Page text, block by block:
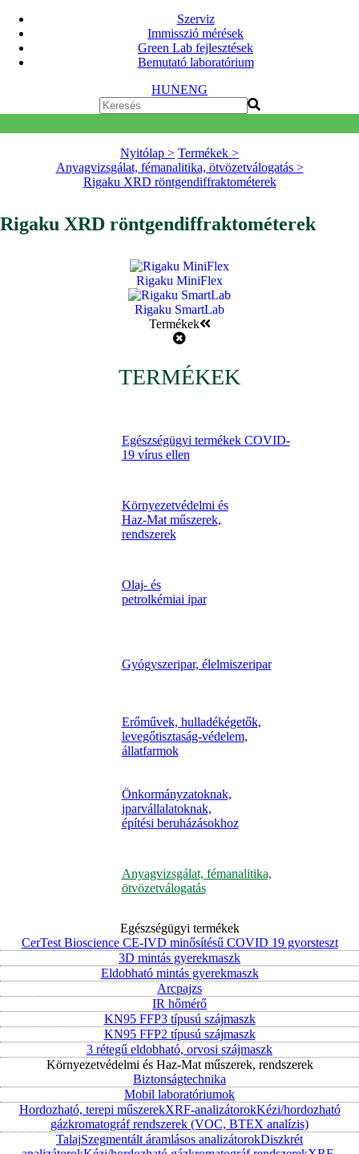
Szerviz
Immisszió mérések
Green Lab fejlesztések
Bemutató laboratórium
HUNENG
Nyitólap > Termékek >
Anyagvizsgálat, fémanalitika, ötvözetválogatás >
Rigaku XRD röntgendiffraktométerek
Rigaku XRD röntgendiffraktométerek
Rigaku MiniFlex
Rigaku SmartLab
Termékek
TERMÉKEK
Egészségügyi termékek COVID-
19 vírus ellen
Környezetvédelmi és
Haz-Mat műszerek,
rendszerek
Olaj- és
petrolkémiai ipar
Gyógyszeripar, élelmiszeripar
Erőművek, hulladékégetők,
levegőtisztaság-védelem,
állatfarmok
Önkormányzatoknak,
iparvállalatoknak,
építési beruházásokhoz
Anyagvizsgálat, fémanalitika,
ötvözetválogatás
Egészségügyi termékek
CerTest Bioscience CE-IVD minősítésű COVID 19 gyorsteszt
3D mintás gyerekmaszk
Eldobható mintás gyerekmaszk
Arcpajzs
IR hőmérő
KN95 FFP3 típusú szájmaszk
KN95 FFP2 típusú szájmaszk
3 rétegű eldobható, orvosi szájmaszk
Környezetvédelmi és Haz-Mat műszerek, rendszerek
Biztonságtechnika
Mobil laboratóriumok
Hordozható, terepi műszerekXRF-analizátorokKézi/hordozható
gázkromatográf rendszerek (VOC, BTEX analízis)
TalajSzegmentált áramlásos analizátorokDiszkrét